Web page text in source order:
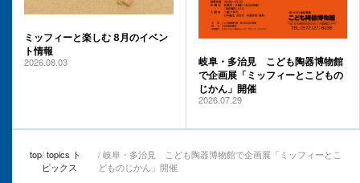
ミッフィーと楽しむ 8月のイベン
ト情報
2026.08.03
岐阜・多治見 こども陶器博物館
で企画展「ミッフィーとこどもの
じかん」開催
2026.07.29
top topics ト
ピックス
岐阜・多治見 こども陶器博物館で企画展「ミッフィーとこ
どものじかん」開催